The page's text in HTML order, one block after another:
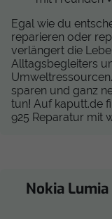
Egal wie du
reparieren oder
verlängert die
Alltagsbegleiters
sparen und ganz
tun! Auf kaputt.de
925 Reparatur mit
Nokia